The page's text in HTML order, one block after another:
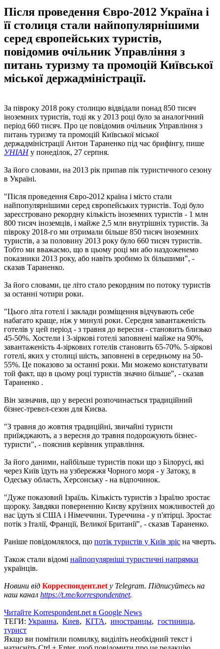
Після проведення Євро-2012 Україна і
її столиця стали найпопулярнішими
серед європейських туристів,
повідомив очільник Управління з
питань туризму та промоцій Київської
міської держадміністрації.
За півроку 2018 року столицю відвідали понад 850 тисяч
іноземних туристів, тоді як у 2013 році було за аналогічний
період 660 тисяч. Про це повідомив очільник Управління з
питань туризму та промоцій Київської міської
держадміністрації Антон Тараненко під час брифінгу, пише
УНІАНу понеділок, 27 серпня.
За його словами, на 2013 рік припав пік туристичного сезону
в Україні.
"Після проведення Євро-2012 країна і місто стали
найпопулярнішими серед європейських туристів. Тоді було
зареєстровано рекордну кількість іноземних туристів - 1 млн
800 тисяч іноземців, і майже 2,5 млн внутрішніх туристів. За
півроку 2018-го ми отримали більше 850 тисяч іноземних
туристів, а за половину 2013 року було 660 тисяч туристів.
Тобто ми вважаємо, що в цьому році ми або наздоженемо
показники 2013 року, або навіть зробимо їх більшими", -
сказав Тараненко.
За його словами, це літо стало рекордним по потоку туристів
за останні чотири роки.
"Цього літа готелі і заклади розміщення відчувають себе
набагато краще, ніж у минулі роки. Середня завантаженість
готелів у цей період - з травня до вересня - становить близько
45-50%. Хостели і 3-зіркові готелі заповнені майже на 90%,
завантаженість 4-зіркових готелів становить 65-70%. 5-зіркові
готелі, яких у столиці шість, заповнені в середньому на 50-
55%. Це показово за останні роки. Ми можемо констатувати
той факт, що в цьому році туристів значно більше", - сказав
Тараненко .
Він зазначив, що у вересні розпочинається традиційний
бізнес-тревел-сезон для Києва.
"З травня до жовтня традиційні, звичайні туристи
приїжджають, а з вересня до травня подорожують бізнес-
туристи", - пояснив керівник управління.
За його даними, найбільше туристів поки що з Білорусі, які
через Київ їдуть на узбережжя Чорного моря - у Затоку, в
Одеську область, Херсонську - на відпочинок.
"Дуже показовий Ізраїль. Кількість туристів з Ізраїлю зростає
щороку. Завдяки поверненню Києву круїзних можливостей до
нас їдуть зі США і Німеччини. Туреччина - у п'ятірці. Зростає
потік з Італії, Франції, Великої Британії", - сказав Тараненко.
Раніше повідомлялося, що потік туристів у Київ зріс на чверть.
Також стали відомі найпопулярніші туристичні напрямки
українців.
Новини від Корреспондент.net у Telegram. Підписуйтесь на
наш канал https://t.me/korrespondentnet.
Читайте Korrespondent.net в Google News
ТЕГИ: Украина, Киев, КГГА, иностранцы, гостиница,
турист
Якщо ви помітили помилку, виділіть необхідний текст і